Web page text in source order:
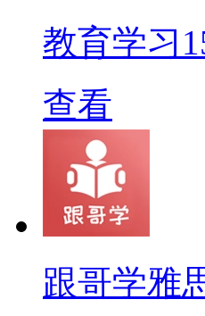
教育学习
查看
跟哥学雅